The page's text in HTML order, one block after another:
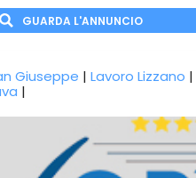
GUARDA L'ANNUNCIO
Giuseppe |Lavoro Lizzano
|